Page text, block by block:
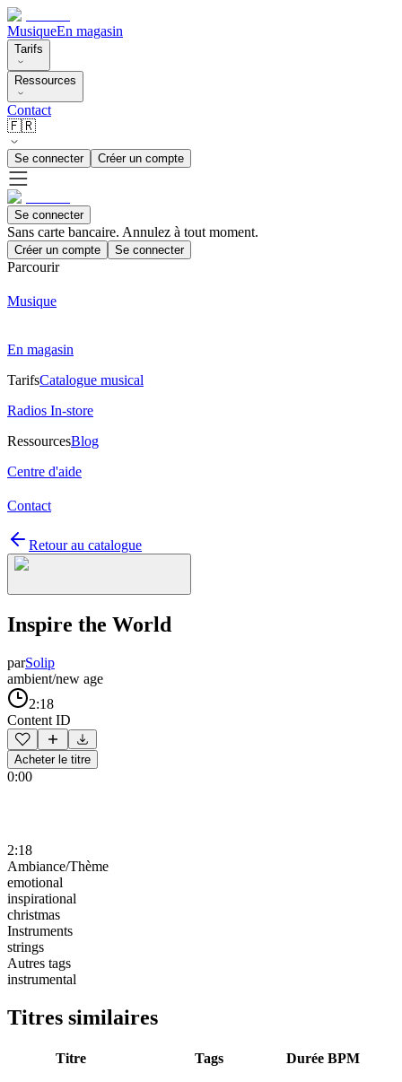
MusiqueEn magasin
Tarifs
Ressources
Contact
🇫🇷
Se connecter Créer un compte
Se connecter
Sans carte bancaire. Annulez à tout moment.
Créer un compte Se connecter
Parcourir
Musique
En magasin
TarifsCatalogue musical
Radios In-store
RessourcesBlog
Centre d'aide
Contact
Retour au catalogue
Inspire the World
parSolip
ambient/new age
2:18
Content ID
Acheter le titre
0:00
2:18
Ambiance/Thème
emotional
inspirational
christmas
Instruments
strings
Autres tags
instrumental
Titres similaires
Titre Tags Durée BPM